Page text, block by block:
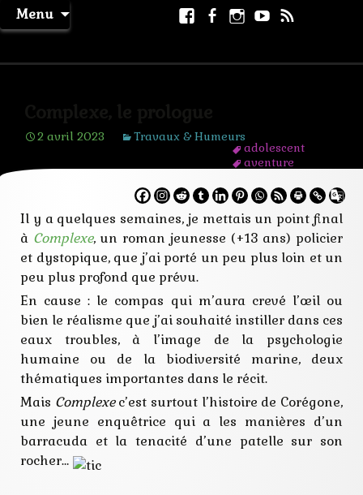
Menu
Aller
au
Facebook
Facebook
page
Instagram
Youtube
2 avril 2023 Travaux & Humeurs
adolescent
aventure
enquête
intrigue
jeunesse
journaliste
meurtre
mort
policier
rebelle
roman
science
sous-marin
station
Il y a quelques semaines, je mettais un point final
à Complexe, un roman jeunesse (+13 ans) policier
et dystopique, que j’ai porté un peu plus loin et un
peu plus profond que prévu.
En cause : le compas qui m’aura crevé l’œil ou
bien le réalisme que j’ai souhaité instiller dans ces
eaux troubles, à l’image de la psychologie
humaine ou de la biodiversité marine, deux
thématiques importantes dans le récit.
Mais Complexec’est surtout l’histoire de Corégone,
une jeune enquêtrice qui a les manières d’un
barracuda et la tenacité d’une patelle sur son
rocher…